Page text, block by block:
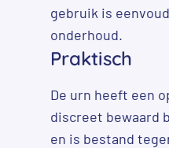
gebruik is
onderhoud.
Praktisch
De urn heeft een
discreet bewaard
en is bestand